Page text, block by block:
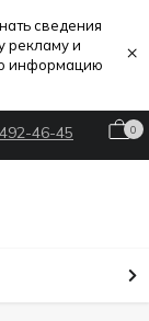
сведения
рекламу и
информацию
×
46-45 0